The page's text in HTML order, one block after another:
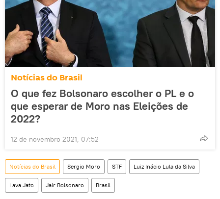
Notícias do Brasil
O que fez Bolsonaro escolher o PL e o
que esperar de Moro nas Eleições de
2022?
12 de novembro 2021, 07:52
Notícias do Brasil Sergio Moro STF Luiz Inácio Lula da Silva
Lava Jato Jair Bolsonaro Brasil